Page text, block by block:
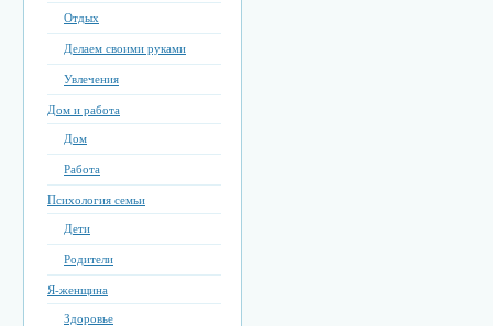
Отдых
Делаем своими руками
Увлечения
Дом и работа
Дом
Работа
Психология семьи
Дети
Родители
Я-женщина
Здоровье